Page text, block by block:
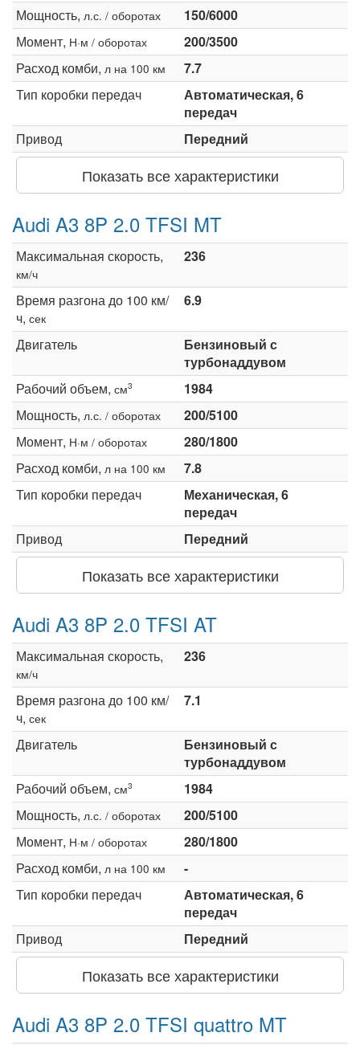
Мощность, л.с. / оборотах
150/6000
Момент, Н·м / оборотах
200/3500
Расход комби, л на 100 км
7.7
Тип коробки передач
Автоматическая, 6
передач
Привод
Передний
Показать все характеристики
Audi A3 8P 2.0 TFSI MT
Максимальная скорость,
км/ч
236
Время разгона до 100 км/
ч, сек
6.9
Двигатель
Бензиновый с
турбонаддувом
Рабочий объем, см3
1984
Мощность, л.с. / оборотах
200/5100
Момент, Н·м / оборотах
280/1800
Расход комби, л на 100 км
7.8
Тип коробки передач
Механическая, 6
передач
Привод
Передний
Показать все характеристики
Audi A3 8P 2.0 TFSI AT
Максимальная скорость,
км/ч
236
Время разгона до 100 км/
ч, сек
7.1
Двигатель
Бензиновый с
турбонаддувом
Рабочий объем, см3
1984
Мощность, л.с. / оборотах
200/5100
Момент, Н·м / оборотах
280/1800
Расход комби, л на 100 км
-
Тип коробки передач
Автоматическая, 6
передач
Привод
Передний
Показать все характеристики
Audi A3 8P 2.0 TFSI quattro MT